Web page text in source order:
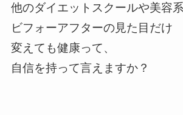
他のダイエットスクールや美容
ビフォーアフターの見た目だけ
変えても健康って、
自信を持って言えますか？